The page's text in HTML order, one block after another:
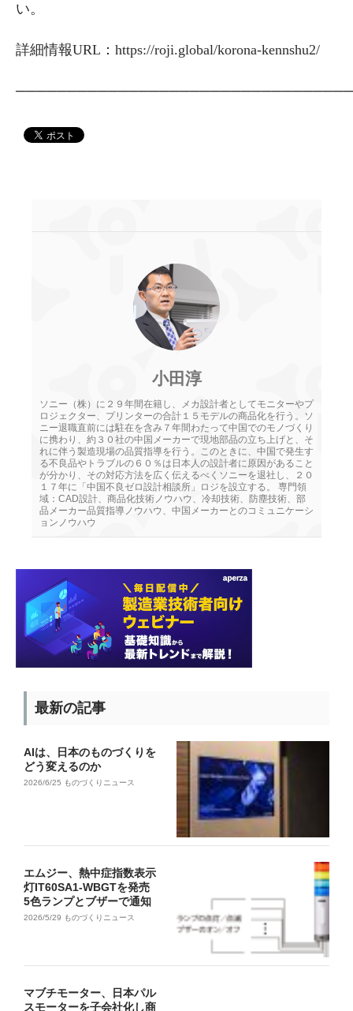
い。
詳細情報URL： https://roji.global/korona-kennshu2/
小田淳
ソニー（株）に２９年間在籍し、メカ設計者としてモニターやプ
ロジェクター、プリンターの合計１５モデルの商品化を行う。ソ
ニー退職直前には駐在を含み７年間わたって中国でのモノづくり
に携わり、約３０社の中国メーカーで現地部品の立ち上げと、そ
れに伴う製造現場の品質指導を行う。このときに、中国で発生す
る不良品やトラブルの６０％は日本人の設計者に原因があること
が分かり、その対応方法を広く伝えるべくソニーを退社し、２０
１７年に「中国不良ゼロ設計相談所」ロジを設立する。 専門領
域：CAD設計、商品化技術ノウハウ、冷却技術、防塵技術、部
品メーカー品質指導ノウハウ、中国メーカーとのコミュニケーシ
ョンノウハウ
最新の記事
AIは、日本のものづくりを
どう変えるのか
2026/6/25 ものづくりニュース
エムジー、熱中症指数表示
灯IT60SA1-WBGTを発売
5色ランプとブザーで通知
2026/5/29 ものづくりニュース
マブチモーター、日本パル
スモーターを子会社化し商